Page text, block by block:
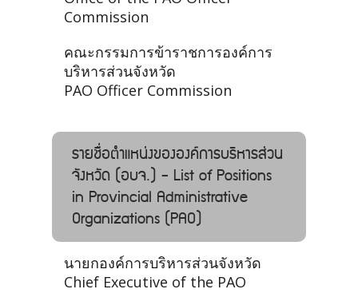
Commission
คณะกรรมการข้าราชการองค์การ
บริหารส่วนจังหวัด
PAO Officer Commission
รายชื่อตำแหน่งขององค์การบริหารส่วน
จังหวัด (อบจ.) - List of Positions
in Provincial Administrative
Organizations (PAO)
นายกองค์การบริหารส่วนจังหวัด
Chief Executive of the PAO